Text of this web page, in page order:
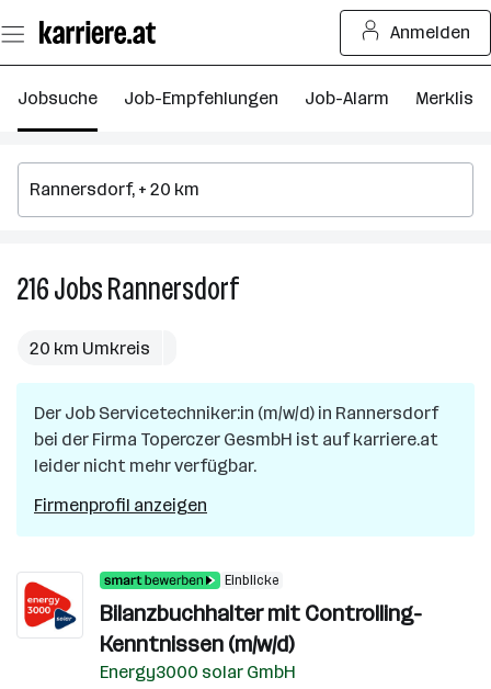
Seiteninhalt
springen
Anmelden
Jobsuche Job-Empfehlungen Job-Alarm Merkliste
216JobsRannersdorf216
20 km Umkreis
Der Job Servicetechniker:in (m/w/d) in Rannersdorf
bei der Firma Toperczer GesmbH ist auf karriere.at
leider nicht mehr verfügbar.
Firmenprofil anzeigen
Einblicke
Bilanzbuchhalter mit Controlling-
Kenntnissen (m/w/d)
Energy3000 solar GmbH